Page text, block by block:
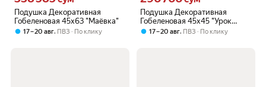
Подушка Декоративная
Гобеленовая 45х63 "Маёвка"
17 – 20 авг, ПВЗ По клику
Подушка Декоративная
Гобеленовая 45х45 "Урок
соблазна"
17 – 20 авг, ПВЗ По клику